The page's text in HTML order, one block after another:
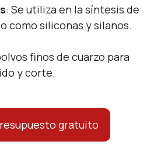
​: Se utiliza en la síntesis de
como siliconas y silanos.
finos de cuarzo para
y corte.
gratuito